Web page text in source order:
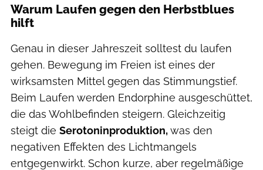
Warum Laufen gegen den Herbstblues
hilft
Genau in dieser Jahreszeit solltest du laufen
gehen. Bewegung im Freien ist eines der
wirksamsten Mittel gegen das Stimmungstief.
Beim Laufen werden Endorphine ausgeschüttet,
die das Wohlbefinden steigern. Gleichzeitig
steigt die Serotoninproduktion,was den
negativen Effekten des Lichtmangels
entgegenwirkt. Schon kurze, aber regelmäßige